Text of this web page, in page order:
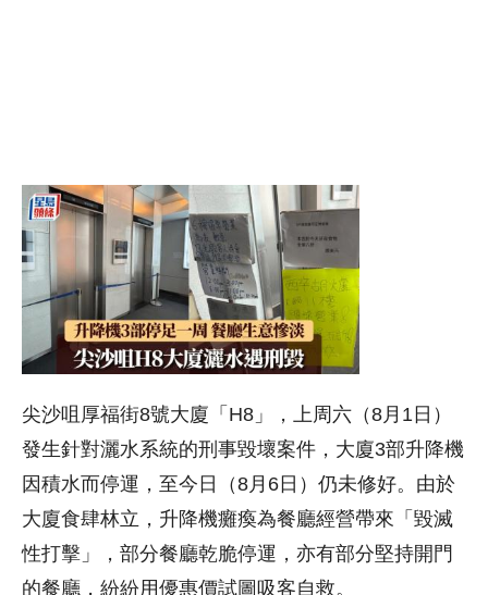
尖沙咀厚福街8號大廈「H8」，上周六（8月1日）
發生針對灑水系統的刑事毀壞案件，大廈3部升降機
因積水而停運，至今日（8月6日）仍未修好。由於
大廈食肆林立，升降機癱瘓為餐廳經營帶來「毀滅
性打擊」，部分餐廳乾脆停運，亦有部分堅持開門
的餐廳，紛紛用優惠價試圖吸客自救。